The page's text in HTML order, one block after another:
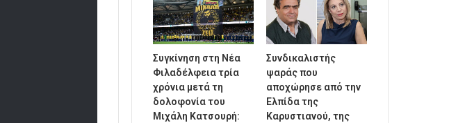
Συγκίνηση στη Νέα
Φιλαδέλφεια τρία
χρόνια μετά τη
δολοφονία του
Μιχάλη Κατσουρή:
Συνδικαλιστής
ψαράς που
αποχώρησε από την
Ελπίδα της
Καρυστιανού, της